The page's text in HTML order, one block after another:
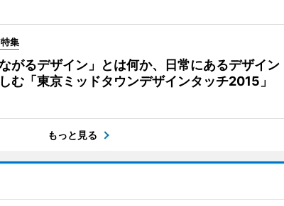
集
ながるデザイン」とは何か、日常にあるデザイン
む「東京ミッドタウンデザインタッチ2015」
もっと見る